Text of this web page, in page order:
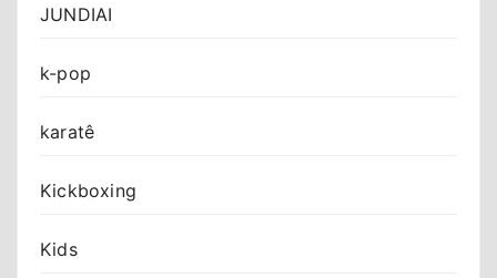
JUNDIAI
k-pop
karatê
Kickboxing
Kids